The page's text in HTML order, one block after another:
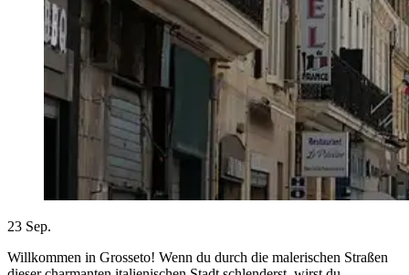
23 Sep.
Willkommen in Grosseto! Wenn du durch die malerischen Straßen